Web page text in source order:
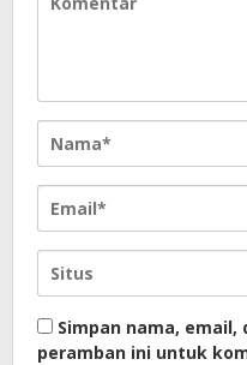
Simpan nama, email,
peramban ini untuk